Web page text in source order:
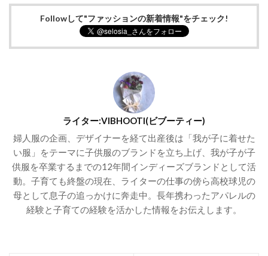
Followして"ファッションの新着情報"をチェック!
ライター:VIBHOOTI(ビブーティー)
婦人服の企画、デザイナーを経て出産後は「我が子に着せた
い服」をテーマに子供服のブランドを立ち上げ、我が子が子
供服を卒業するまでの12年間インディーズブランドとして活
動。子育ても終盤の現在、ライターの仕事の傍ら高校球児の
母として息子の追っかけに奔走中。長年携わったアパレルの
経験と子育ての経験を活かした情報をお伝えします。